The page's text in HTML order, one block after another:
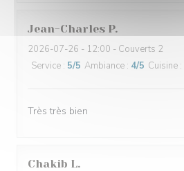
Jean-Charles P
2026-07-26 - 12:00 - Couverts 2
Service : 5/5 Ambiance : 4/5 Cuisine :
Très très bien
Chakib L